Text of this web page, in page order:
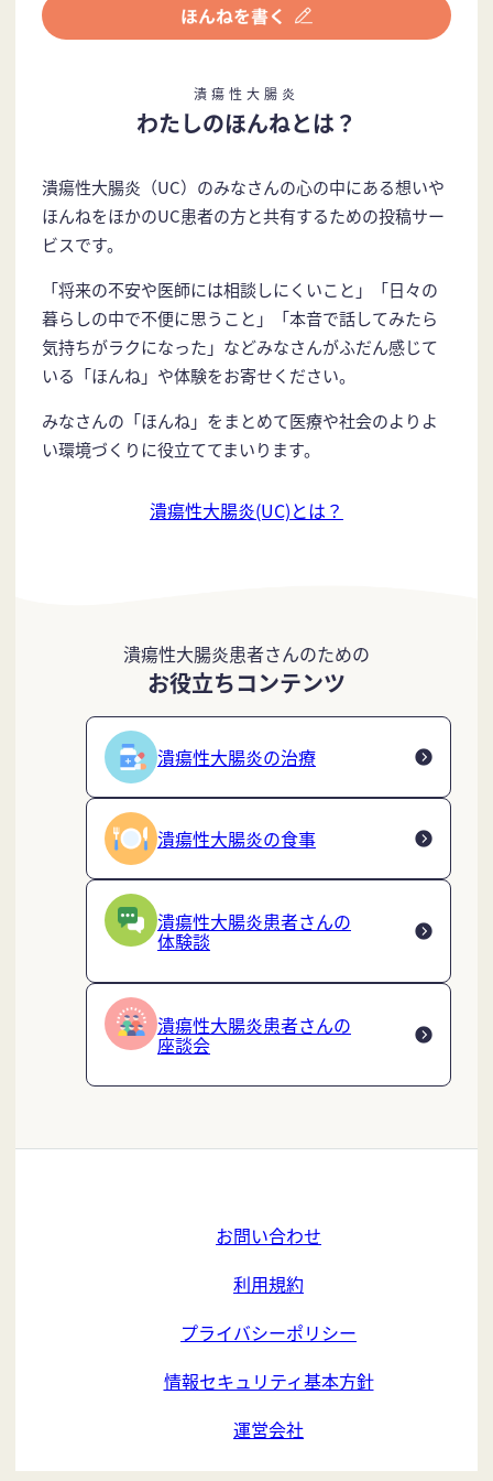
潰瘍性大腸炎
わたしのほんねとは？
潰瘍性大腸炎（UC）のみなさんの心の中にある想いや
ほんねをほかのUC患者の方と共有するための投稿サー
ビスです。
「将来の不安や医師には相談しにくいこと」「日々の
暮らしの中で不便に思うこと」「本音で話してみたら
気持ちがラクになった」などみなさんがふだん感じて
いる「ほんね」や体験をお寄せください。
みなさんの「ほんね」をまとめて医療や社会のよりよ
い環境づくりに役立ててまいります。
潰瘍性大腸炎(UC)とは？
潰瘍性大腸炎患者さんのための
お役立ちコンテンツ
潰瘍性大腸炎の治療
潰瘍性大腸炎の食事
潰瘍性大腸炎患者さんの
体験談
潰瘍性大腸炎患者さんの
座談会
お問い合わせ
利用規約
プライバシーポリシー
情報セキュリティ基本方針
運営会社